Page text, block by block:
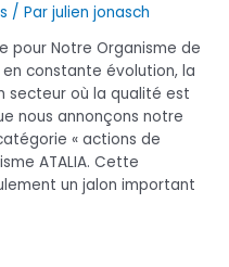
/ Par julien jonasch
pour Notre Organisme de
constante évolution, la
secteur où la qualité est
nous annonçons notre
« actions de
ATALIA. Cette
un jalon important